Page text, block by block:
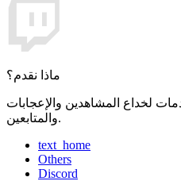
ماذا نقدم؟
لخداع المشاهدين والإعجابات
والمتابعين.
text_home
Others
Discord